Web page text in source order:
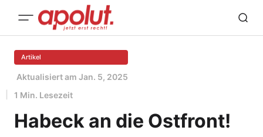
Artikel
Aktualisiert am Jan. 5, 2025
1 Min. Lesezeit
Habeck an die Ostfront!